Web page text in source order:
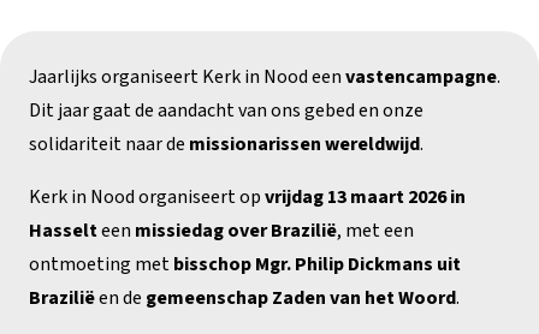
Jaarlijks organiseert Kerk in Nood eenvastencampagne.
Dit jaar gaat de aandacht van ons gebed en onze
solidariteit naar de missionarissen wereldwijd.
Kerk in Nood organiseert opvrijdag 13 maart 2026 in
Hasselteen missiedag over Brazilië, met een
ontmoeting metbisschop Mgr. Philip Dickmans uit
Braziliëen de gemeenschap Zaden van het Woord.